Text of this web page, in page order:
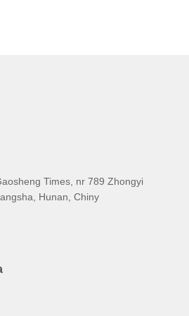
Times, nr 789 Zhongyi
Hunan, Chiny